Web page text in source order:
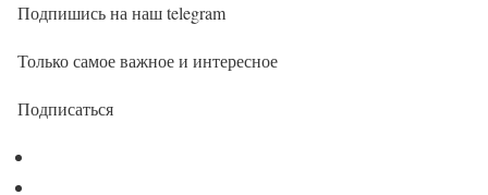
Подпишись на наш telegram
Только самое важное и интересное
Подписаться